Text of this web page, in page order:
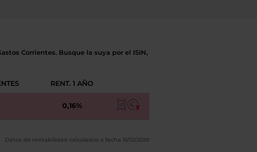
Corrientes. Busque la suya por el ISIN,
RENT. 1 AÑO
0,16%
Datos de rentabilidad calculados a fecha 15/12/2020